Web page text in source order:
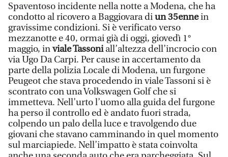
Spaventoso incidente nella notte a Modena, che ha
condotto al ricovero a Baggiovara diun 35ennein
gravissime condizioni. Si è verificato verso
mezzanotte e 40, ormai già di oggi, giovedì 1°
maggio, inviale Tassoniall’altezza dell’incrocio con
via Ugo Da Carpi. Per cause in accertamento da
parte della polizia Locale di Modena, un furgone
Peugeot che stava procedendo in viale Tassoni si è
scontrato con una Volkswagen Golf che si
immetteva. Nell’urto l’uomo alla guida del furgone
ha perso il controllo ed è andato fuori strada,
colpendo un palo della luce e travolgendo due
giovani che stavano camminando in quel momento
sul marciapiede. Nell’impatto è stata coinvolta